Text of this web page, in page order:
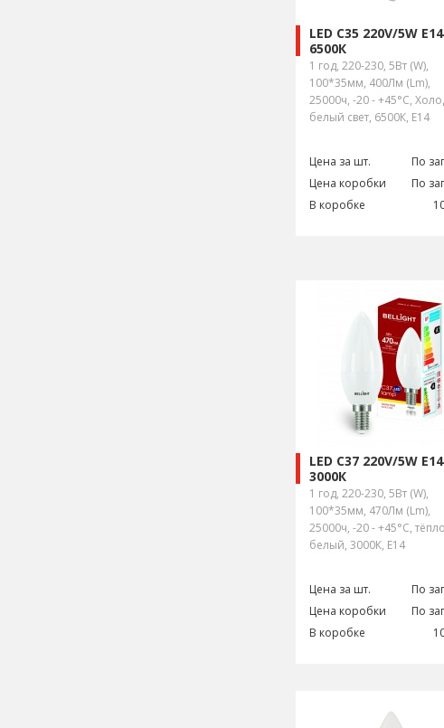
LED C35 220V/5W E14
6500К
1 год, 220-230, 5Вт (W),
100*35мм, 400Лм (Lm),
25000ч, -20 - +45°С,
белый свет, 6500К, E14
Цена за шт.
По
Цена коробки
По
В коробке
LED C37 220V/5W E14
3000К
1 год, 220-230, 5Вт (W),
100*35мм, 470Лм (Lm),
25000ч, -20 - +45°С,
белый, 3000К, E14
Цена за шт.
По
Цена коробки
По
В коробке